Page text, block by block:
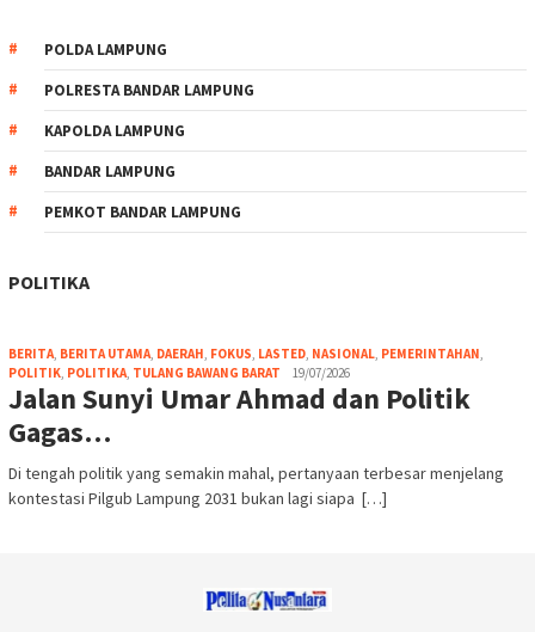
POLDA LAMPUNG
POLRESTA BANDAR LAMPUNG
KAPOLDA LAMPUNG
BANDAR LAMPUNG
PEMKOT BANDAR LAMPUNG
POLITIKA
BERITA, BERITA UTAMA, DAERAH, FOKUS, LASTED, NASIONAL, PEMERINTAHAN,
POLITIK, POLITIKA, TULANG BAWANG BARAT 19/07/2026
Jalan Sunyi Umar Ahmad dan Politik
Gagas…
Di tengah politik yang semakin mahal, pertanyaan terbesar menjelang
kontestasi Pilgub Lampung 2031 bukan lagi siapa […]